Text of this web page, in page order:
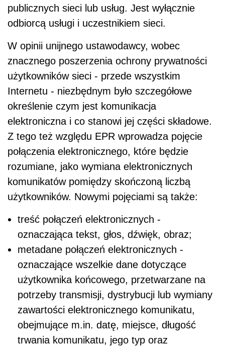
publicznych sieci lub usług. Jest wyłącznie
odbiorcą usługi i uczestnikiem sieci.
W opinii unijnego ustawodawcy, wobec
znacznego poszerzenia ochrony prywatności
użytkowników sieci - przede wszystkim
Internetu - niezbędnym było szczegółowe
określenie czym jest komunikacja
elektroniczna i co stanowi jej części składowe.
Z tego też względu EPR wprowadza pojęcie
połączenia elektronicznego, które będzie
rozumiane, jako wymiana elektronicznych
komunikatów pomiędzy skończoną liczbą
użytkowników. Nowymi pojęciami są także:
treść połączeń elektronicznych -
oznaczająca tekst, głos, dźwięk, obraz;
metadane połączeń elektronicznych -
oznaczające wszelkie dane dotyczące
użytkownika końcowego, przetwarzane na
potrzeby transmisji, dystrybucji lub wymiany
zawartości elektronicznego komunikatu,
obejmujące m.in. datę, miejsce, długość
trwania komunikatu, jego typ oraz